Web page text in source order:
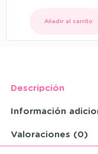
Añadir al carrito
Descripción
Información
Valoraciones (0)